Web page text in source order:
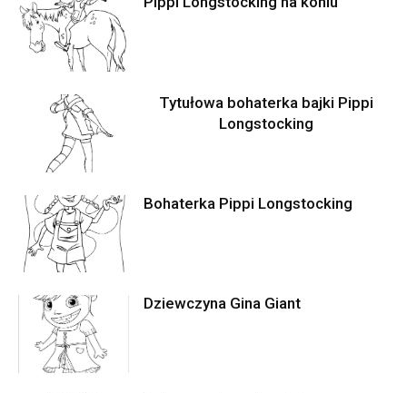
Tytułowa bohaterka bajki Pippi
Longstocking
Bohaterka Pippi Longstocking
Dziewczyna Gina Giant